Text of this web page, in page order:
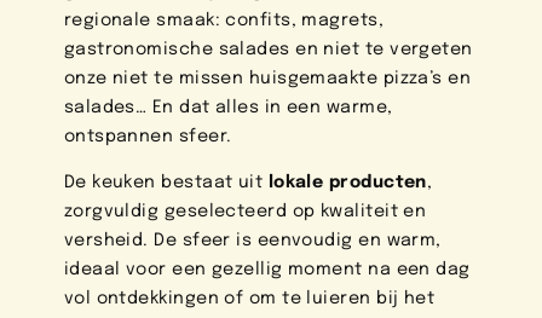
regionale smaak: confits, magrets,
gastronomische salades en niet te vergeten
onze niet te missen huisgemaakte pizza’s en
salades… En dat alles in een warme,
ontspannen sfeer.
De keuken bestaat uit lokale producten,
zorgvuldig geselecteerd op kwaliteit en
versheid. De sfeer is eenvoudig en warm,
ideaal voor een gezellig moment na een dag
vol ontdekkingen of om te luieren bij het